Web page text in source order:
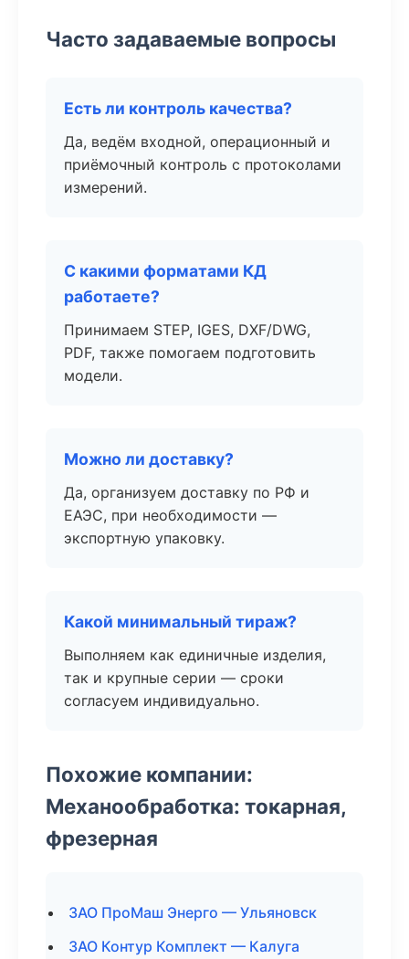
Часто задаваемые вопросы
Есть ли контроль качества?
Да, ведём входной, операционный и
приёмочный контроль с протоколами
измерений.
С какими форматами КД
работаете?
Принимаем STEP, IGES, DXF/DWG,
PDF, также помогаем подготовить
модели.
Можно ли доставку?
Да, организуем доставку по РФ и
ЕАЭС, при необходимости —
экспортную упаковку.
Какой минимальный тираж?
Выполняем как единичные изделия,
так и крупные серии — сроки
согласуем индивидуально.
Похожие компании:
Механообработка: токарная,
фрезерная
ЗАО ПроМаш Энерго — Ульяновск
ЗАО Контур Комплект — Калуга